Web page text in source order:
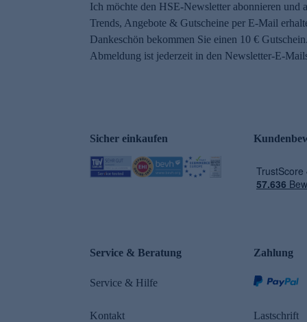
Ich möchte den HSE-Newsletter abonnieren und
Trends, Angebote & Gutscheine per E-Mail
Dankeschön bekommen Sie einen 10 €
Abmeldung ist jederzeit in den Newsletter-E-
Sicher einkaufen
Service & Beratung
Service & Hilfe
Kontakt
Zahlung
Lastschrift